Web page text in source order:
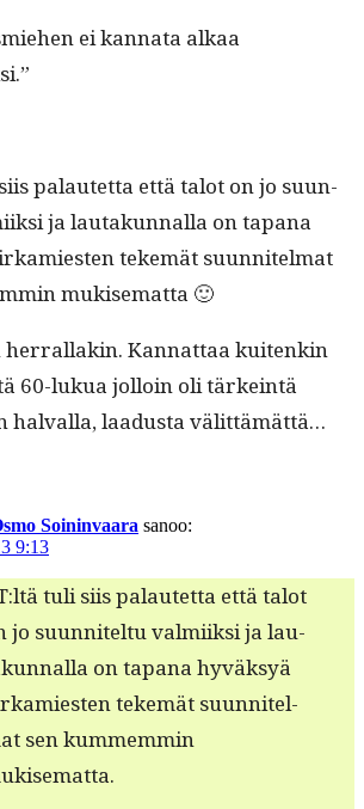
ei kan­na­ta alkaa
palautet­ta että talot on jo suun­
ja lau­takun­nal­la on tapana
tekemät suun­nitel­mat
mukisematta 🙂
her­ral­lakin. Kan­nat­taa kuitenkin
60-lukua jol­loin oli tärkein­tä
hal­val­la, laadus­ta välittämättä…
Soininvaara sanoo:
9:13
tuli siis palautet­ta että talot
jo suun­nitel­tu valmi­ik­si ja lau­
on tapana hyväksyä
tekemät suun­nitel­
sen kum­mem­min